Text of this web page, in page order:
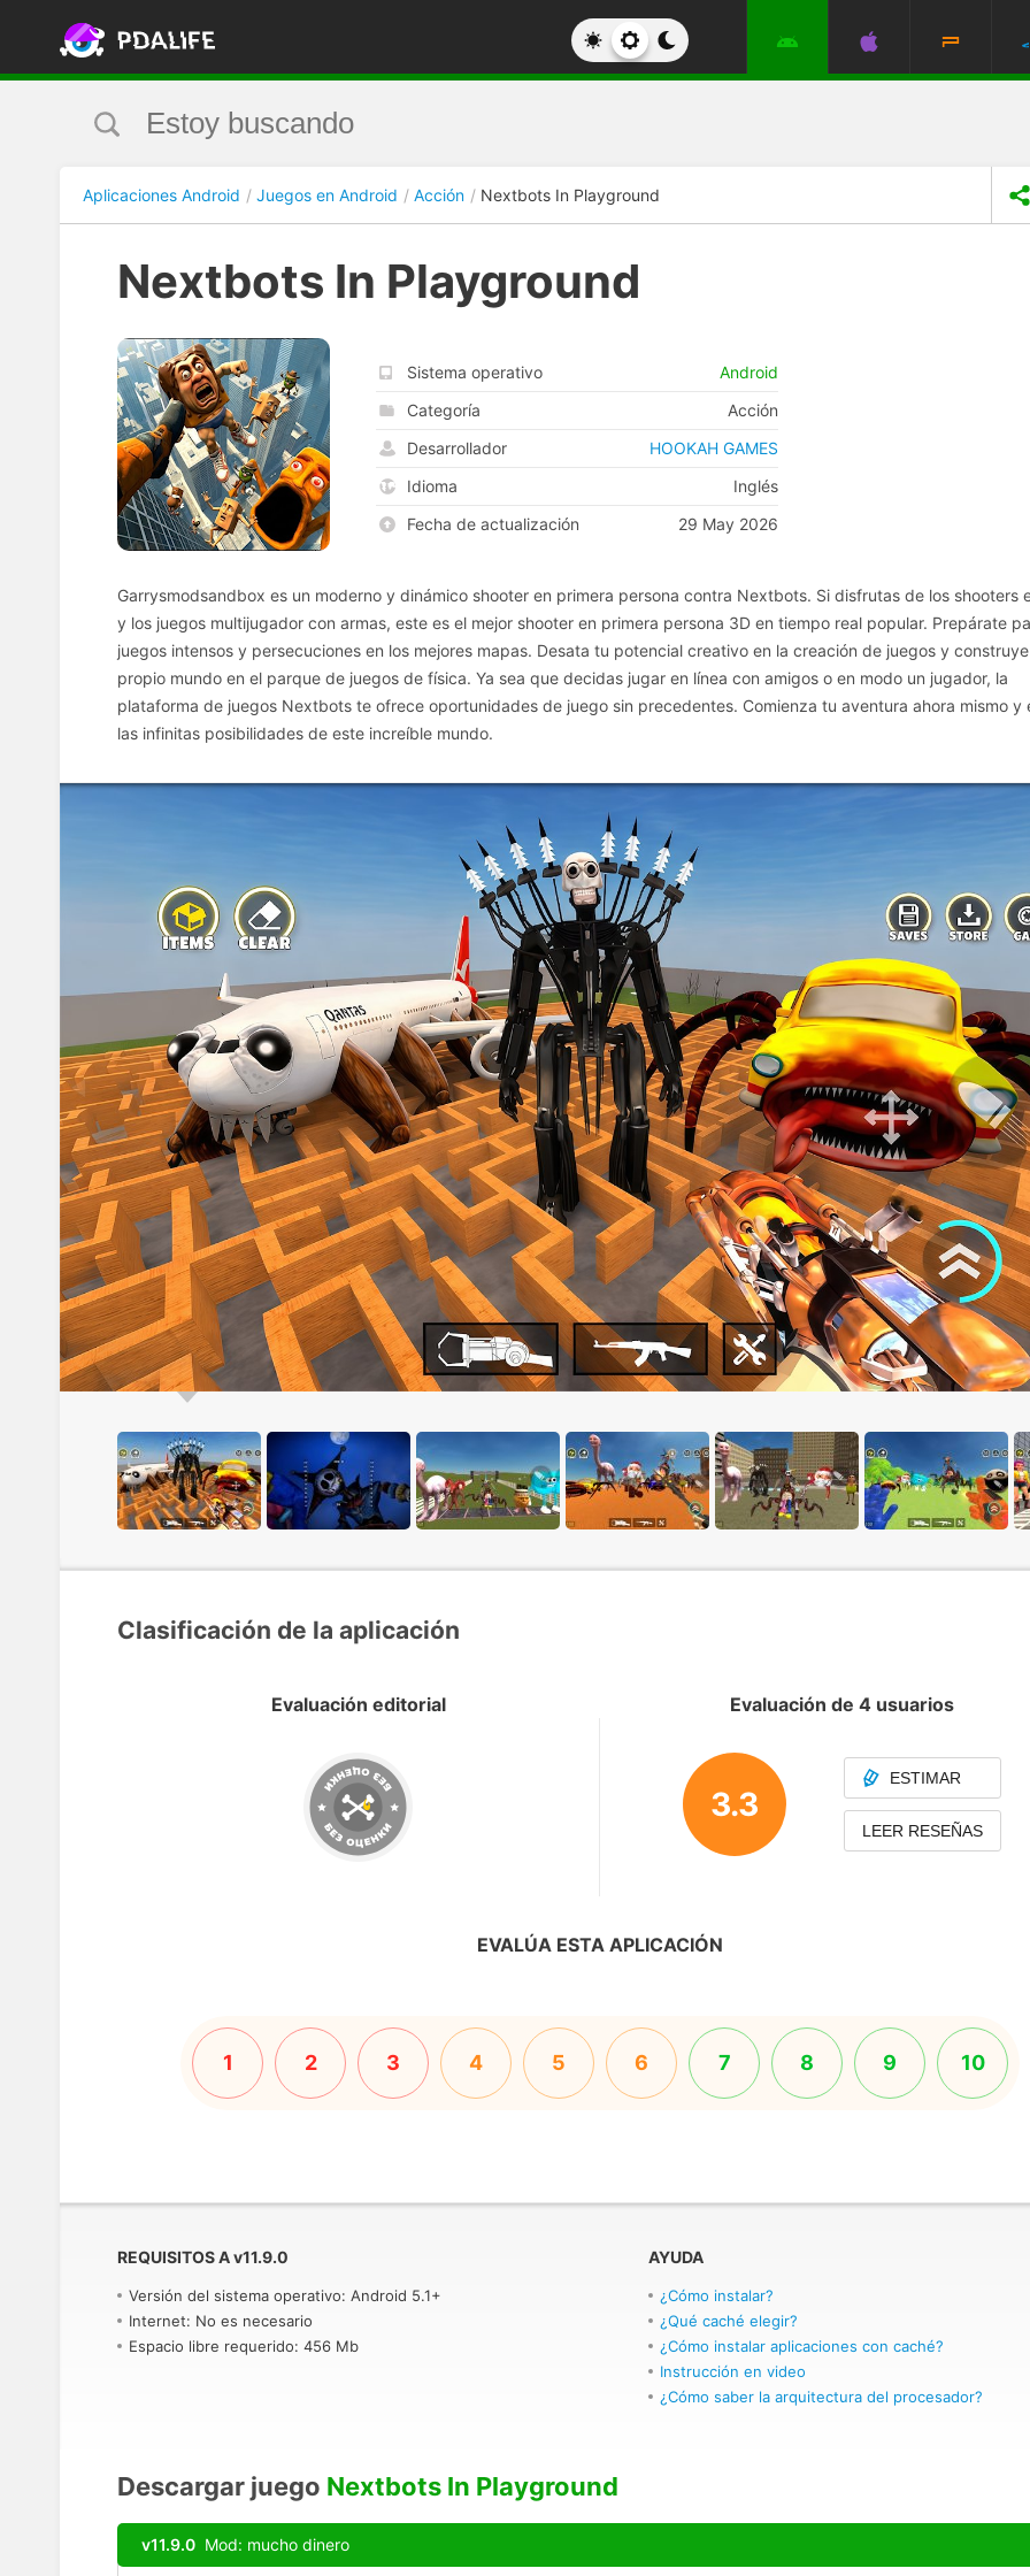
Aplicaciones Android Juegos en Android Acción Nextbots In Playground
Nextbots In Playground
Sistema operativo
Android
Categoría
Acción
Desarrollador
HOOKAH GAMES
Idioma
Inglés
Fecha de actualización
29 May 2026
Garrysmodsandbox es un moderno y dinámico shooter en primera persona contra Nextbots. Si disfrutas de los shooters
y los juegos multijugador con armas, este es el mejor shooter en primera persona 3D en tiempo real popular. Prepárate
juegos intensos y persecuciones en los mejores mapas. Desata tu potencial creativo en la creación de juegos y
propio mundo en el parque de juegos de física. Ya sea que decidas jugar en línea con amigos o en modo un jugador, la
plataforma de juegos Nextbots te ofrece oportunidades de juego sin precedentes. Comienza tu aventura ahora mismo y
las infinitas posibilidades de este increíble mundo.
Clasificación de la aplicación
Evaluación editorial Evaluación de 4 usuarios
3.3
ESTIMAR
LEER RESEÑAS
EVALÚA ESTA APLICACIÓN
1 2 3 4 5 6 7 8 9 10
REQUISITOS Av11.9.0
Versión del sistema operativo: Android 5.1+
Internet: No es necesario
Espacio libre requerido: 456 Mb
AYUDA
¿Cómo instalar?
¿Qué caché elegir?
¿Cómo instalar aplicaciones con caché?
Instrucción en video
¿Cómo saber la arquitectura del procesador?
Descargar juego Nextbots In Playground
v11.9.0 Mod: mucho dinero